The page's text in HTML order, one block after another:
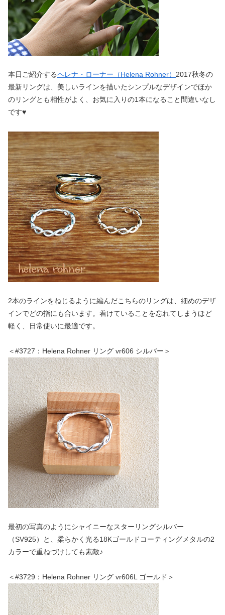
本日ご紹介するヘレナ・ローナー（Helena Rohner） 2017秋冬の
最新リングは、美しいラインを描いたシンプルなデザインでほか
のリングとも相性がよく、お気に入りの1本になること間違いなし
です♥︎
2本のラインをねじるように編んだこちらのリングは、細めのデザ
インでどの指にも合います。着けていることを忘れてしまうほど
軽く、日常使いに最適です。
＜#3727：Helena Rohner リング vr606 シルバー＞
最初の写真のようにシャイニーなスターリングシルバー
（SV925）と、柔らかく光る18Kゴールドコーティングメタルの2
カラーで重ねづけしても素敵♪
＜#3729：Helena Rohner リング vr606L ゴールド＞